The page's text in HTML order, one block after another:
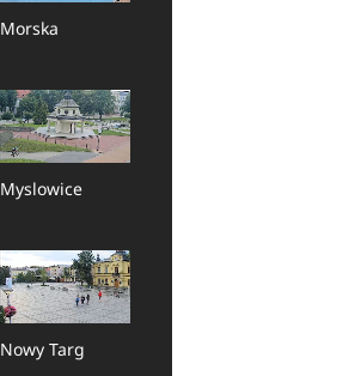
Morska
Myslowice
Nowy Targ